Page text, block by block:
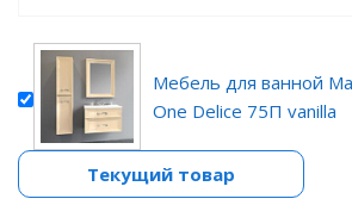
Мебель для ванной
One Delice 75П vanilla
Текущий товар